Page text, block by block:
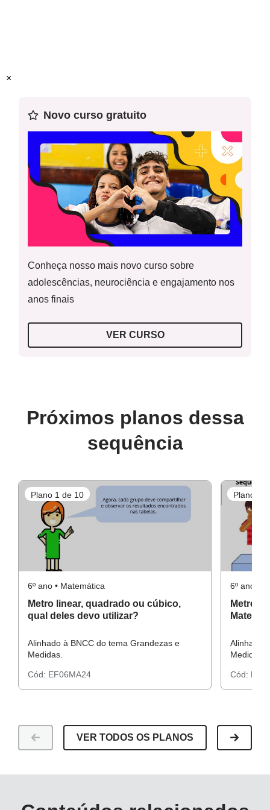
Para o professor
Guia de intervenção
Resolução do aquecimento
Resolução do atividade complementar
×
Novo curso gratuito
Conheça nosso mais novo curso sobre
adolescências, neurociência e engajamento nos
anos finais
VER CURSO
Próximos planos dessa
sequência
Plano 1 de 10
6º ano • Matemática
Metro linear, quadrado ou cúbico,
qual deles devo utilizar?
Alinhado à BNCC do tema Grandezas e
Medidas.
Cód: EF06MA24
Plano 2
6º ano •
Metro
Material
Alinhado
Medidas.
Cód:
VER TODOS OS PLANOS